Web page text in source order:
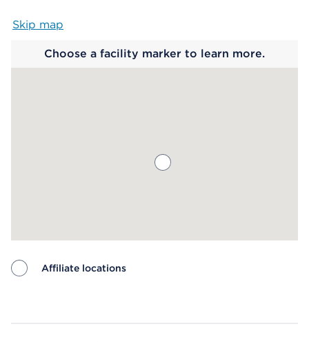
Skip map
Choose a facility marker to learn more.
Affiliate locations